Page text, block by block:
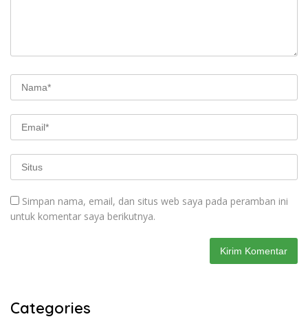
Simpan nama, email, dan situs web saya pada peramban ini
untuk komentar saya berikutnya.
Categories